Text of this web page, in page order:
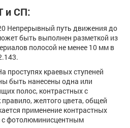
и СП:
Непрерывный путь движения до
быть выполнен разметкой из
полосой не менее 10 мм в
проступях краевых ступеней
быть нанесены одна или
полос, контрастных с
правило, желтого цвета, общей
применение контрастных
с фотолюминисцентным